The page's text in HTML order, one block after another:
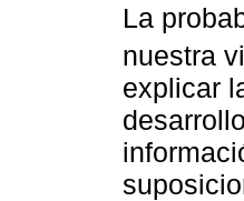
La
nuestra
explicar